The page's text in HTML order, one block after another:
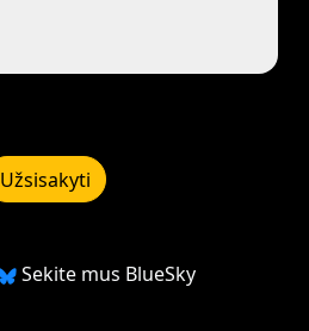
Užsisakyti
Sekite mus BlueSky